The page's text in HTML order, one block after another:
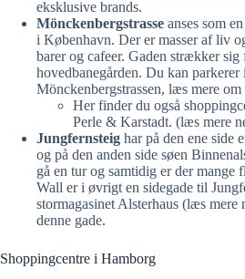
eksklusive brands.
Mönckenbergstrasse anses som
i København. Der er masser af liv
barer og cafeer. Gaden strækker sig
hovedbanegården. Du kan
Mönckenbergstrassen, læs mere
Her finder du også
Perle & Karstadt. (læs mere
Jungfernsteig har på den ene side
og på den anden side søen
gå en tur og samtidig er der mange
Wall er i øvrigt en sidegade til
stormagasinet Alsterhaus (læs mere
denne gade.
Shoppingcentre i Hamborg